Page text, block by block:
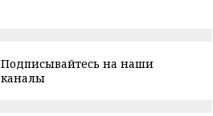
Подписывайтесь на наши
каналы